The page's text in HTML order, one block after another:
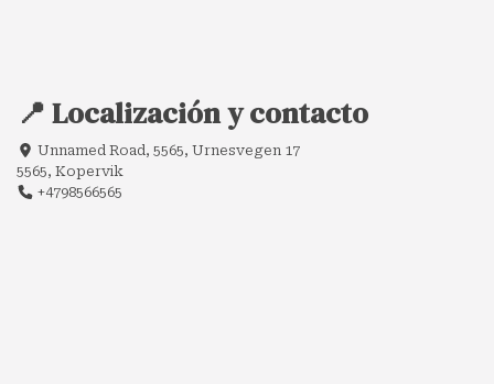
📍 Localización y contacto
Unnamed Road, 5565, Urnesvegen 17
5565, Kopervik
+4798566565